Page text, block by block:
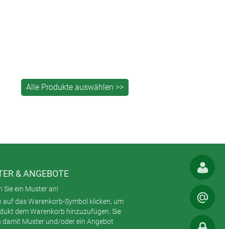
& ANGEBOTE
Sie ein Muster an!
auf das Warenkorb-Symbol klicken, um
dem Warenkorb hinzuzufügen. Sie
damit Muster und/oder ein Angebot